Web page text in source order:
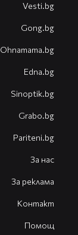
Vesti.bg
Gong.bg
Оhnamama.bg
Edna.bg
Sinoptik.bg
Grabo.bg
Pariteni.bg
За нас
За реклама
Контакт
Помощ